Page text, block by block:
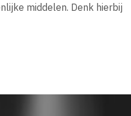
middelen. Denk hierbij